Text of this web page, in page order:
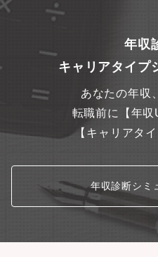
機能としてその他幅広い分野に
す。■KIHの運転設備の見学企画
性に合わせて幅広く柔軟なキャ
年収
キャリアタイプ
あなたの年収
転職前に【年収
【キャリアタ
年収診断シミ